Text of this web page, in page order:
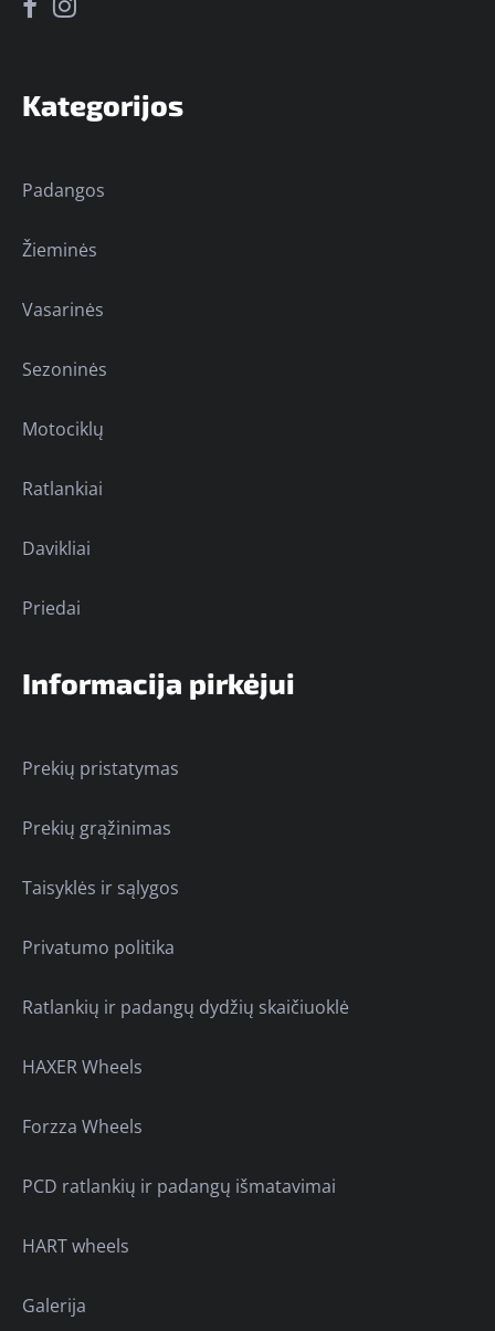
Kategorijos
Padangos
Žieminės
Vasarinės
Sezoninės
Motociklų
Ratlankiai
Davikliai
Priedai
Informacija pirkėjui
Prekių pristatymas
Prekių grąžinimas
Taisyklės ir sąlygos
Privatumo politika
Ratlankių ir padangų dydžių skaičiuoklė
HAXER Wheels
Forzza Wheels
PCD ratlankių ir padangų išmatavimai
HART wheels
Galerija